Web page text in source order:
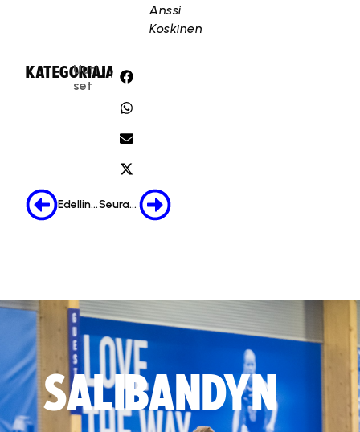
Anssi
Koskinen
KATEGORIA:
Uuti
set
JAA:
Edellinen Seuraava
SALIBANDYN